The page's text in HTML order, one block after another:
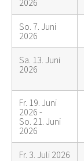
So. 7. Juni
2026
Sa. 13. Juni
2026
Fr. 19. Juni
2026 -
So. 21. Juni
2026
Fr. 3. Juli 2026